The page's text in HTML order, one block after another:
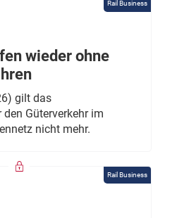
Rail Business
wieder ohne
gilt das
Güterverkehr im
nicht mehr.
Rail Business